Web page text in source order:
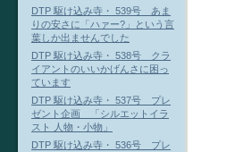
DTP 駆け込み寺・ 539号 あま
りの安さに「ハァー?」という言
葉しか出ませんでした
DTP 駆け込み寺・ 538号 クラ
イアントのいいかげんさに困っ
ています
DTP 駆け込み寺・ 537号 プレ
ゼント企画 「シルエットイラ
スト 人物・小物」
DTP 駆け込み寺・ 536号 プレ